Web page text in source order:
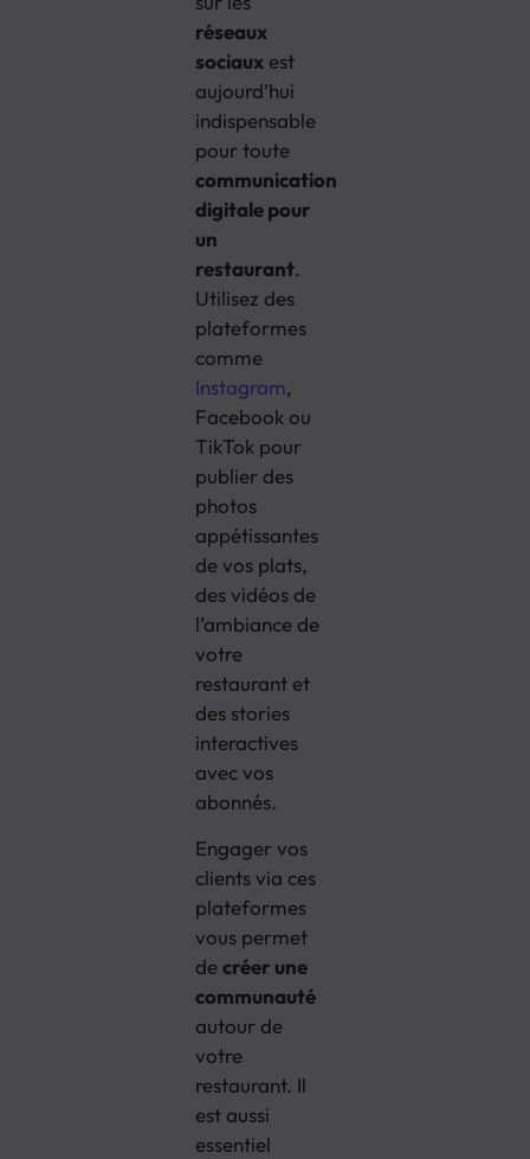
réseaux
sociaux est
aujourd’hui
indispensable
pour toute
communication
digitale pour
un
restaurant.
Utilisez des
plateformes
comme
Instagram,
Facebook ou
TikTok pour
publier des
photos
appétissantes
de vos plats,
des vidéos de
l’ambiance de
votre
restaurant et
des stories
interactives
avec vos
abonnés.
Engager vos
clients via ces
plateformes
vous permet
decréer une
communauté
autour de
votre
restaurant. Il
est aussi
essentiel